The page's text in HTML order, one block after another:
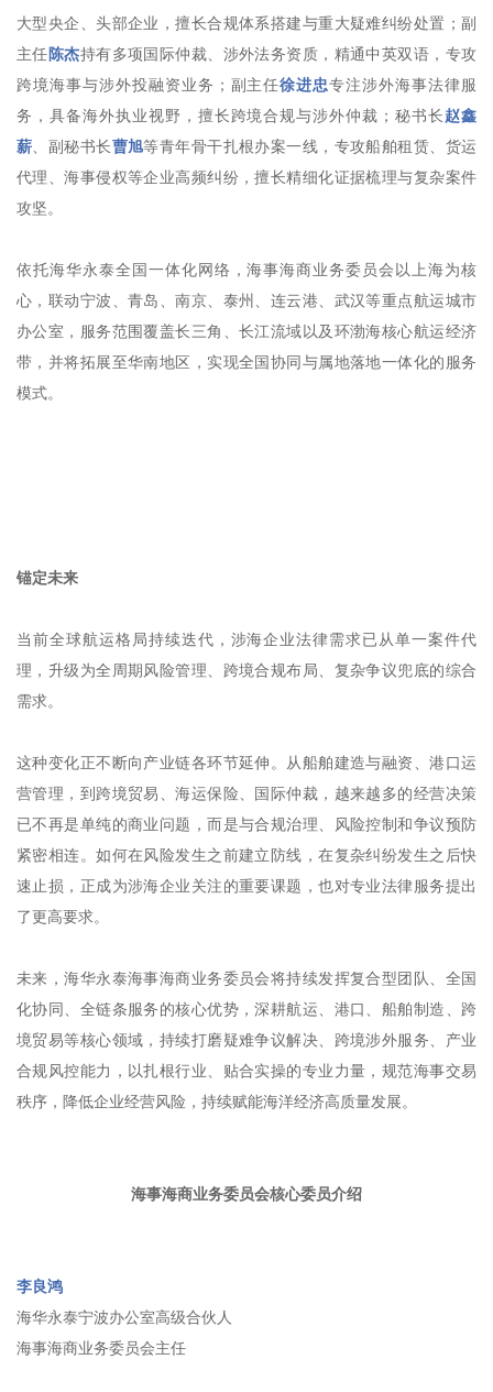
大型央企、头部企业，擅长合规体系搭建与重大疑难纠纷处置；副
主任 陈杰持有多项国际仲裁、涉外法务资质，精通中英双语，专攻
跨境海事与涉外投融资业务；副主任徐进忠专注涉外海事法律服
务，具备海外执业视野，擅长跨境合规与涉外仲裁；秘书长 赵鑫
薪 、副秘书长曹旭等青年骨干扎根办案一线，专攻船舶租赁、货运
代理、海事侵权等企业高频纠纷，擅长精细化证据梳理与复杂案件
攻坚。
依托海华永泰全国一体化网络，海事海商业务委员会以上海为核
心，联动宁波、青岛、南京、泰州、连云港、武汉等重点航运城市
办公室，服务范围覆盖长三角、长江流域以及环渤海核心航运经济
带，并将拓展至华南地区，实现全国协同与属地落地一体化的服务
模式。
锚定未来
当前全球航运格局持续迭代，涉海企业法律需求已从单一案件代
理，升级为全周期风险管理、跨境合规布局、复杂争议兜底的综合
需求。
这种变化正不断向产业链各环节延伸。从船舶建造与融资、港口运
营管理，到跨境贸易、海运保险、国际仲裁，越来越多的经营决策
已不再是单纯的商业问题，而是与合规治理、风险控制和争议预防
紧密相连。如何在风险发生之前建立防线，在复杂纠纷发生之后快
速止损，正成为涉海企业关注的重要课题，也对专业法律服务提出
了更高要求。
未来，海华永泰海事海商业务委员会将持续发挥复合型团队、全国
化协同、全链条服务的核心优势，深耕航运、港口、船舶制造、跨
境贸易等核心领域，持续打磨疑难争议解决、跨境涉外服务、产业
合规风控能力，以扎根行业、贴合实操的专业力量，规范海事交易
秩序，降低企业经营风险，持续赋能海洋经济高质量发展。
海事海商业务委员会核心委员介绍
李良鸿
海华永泰宁波办公室高级合伙人
海事海商业务委员会主任